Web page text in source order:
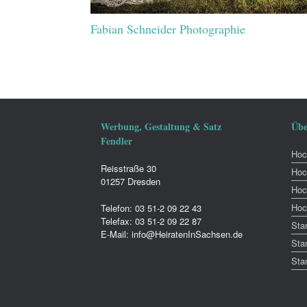
Fabian Schneider Photographie
Werbung, Gestaltung & Satz
Fendler
Reisstraße 30
01257 Dresden
Telefon: 03 51-2 09 22 43
Telefax: 03 51-2 09 22 87
E-Mail: info@HeiratenInSachsen.de